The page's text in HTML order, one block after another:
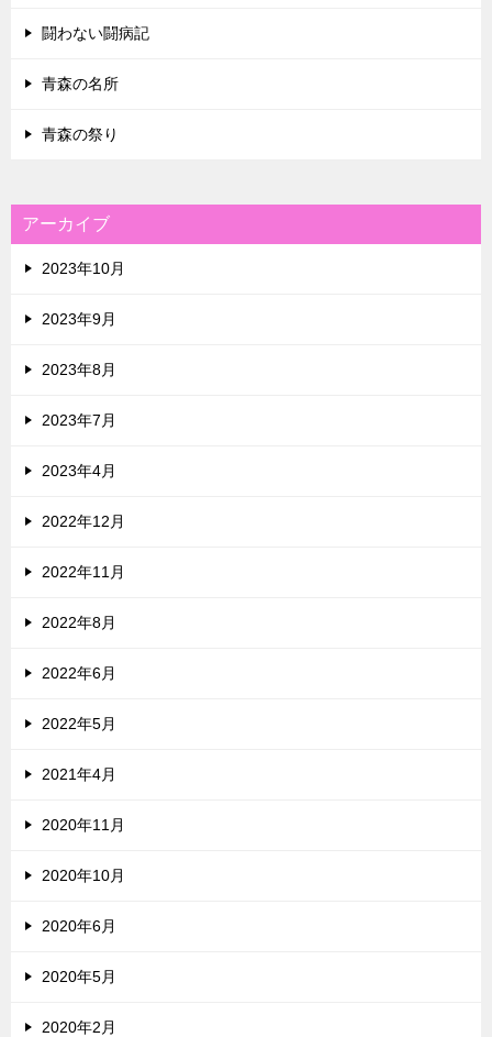
闘わない闘病記
青森の名所
青森の祭り
アーカイブ
2023年10月
2023年9月
2023年8月
2023年7月
2023年4月
2022年12月
2022年11月
2022年8月
2022年6月
2022年5月
2021年4月
2020年11月
2020年10月
2020年6月
2020年5月
2020年2月